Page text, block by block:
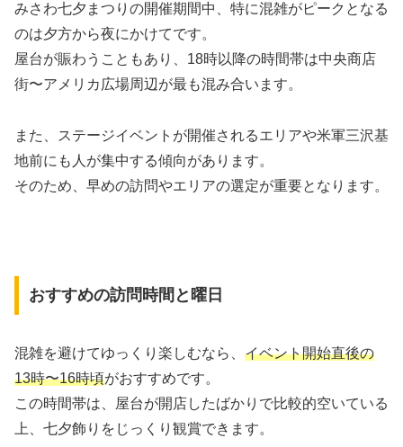
みさわ七夕まつりの開催期間中、特に混雑がピークとなる
のは夕方から夜にかけてです。
屋台が賑わうこともあり、18時以降の時間帯は中央商店
街〜アメリカ広場周辺が最も混み合います。
また、ステージイベントが開催されるエリアや米軍三沢基
地前にも人が集中する傾向があります。
そのため、早めの訪問やエリアの選定が重要となります。
おすすめの訪問時間と曜日
混雑を避けてゆっくり楽しむなら、 イベント開始直後の
13時〜16時頃がおすすめです。
この時間帯は、屋台が開店したばかりで比較的空いている
上、七夕飾りをじっくり観賞できます。